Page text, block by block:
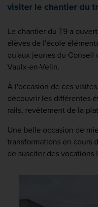
visiter le chantier du
Le chantier du T9 a
élèves de l'école
qu'aux jeunes du Conseil
Vaulx-en-Velin.
À l'occasion de ces
découvrir les différentes
rails, revêtement de la
Une belle occasion de
transformations en cours
de susciter des vocations !